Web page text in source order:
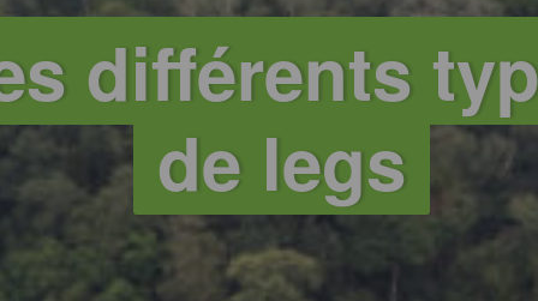
différents
de legs